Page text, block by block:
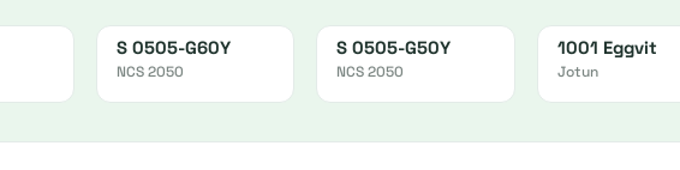
S 0505-G60Y
NCS 2050
S 0505-G50Y
NCS 2050
1001 Eggvit
Jotun